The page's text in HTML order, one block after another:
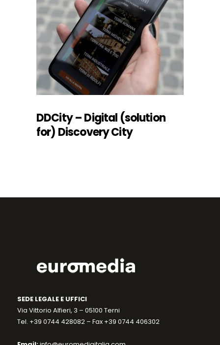
DDCity – Digital (solution
for) Discovery City
SEDE LEGALE E UFFICI
Via Vittorio Alfieri, 3 – 05100 Terni
Tel. +39 0744 428082 – Fax +39 0744 406302